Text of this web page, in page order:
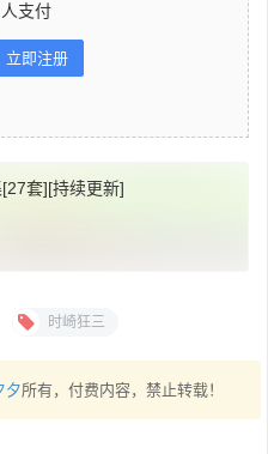
人支付
立即注册
套][持续更新]
时崎狂三
夕所有，付费内容，禁止转载！